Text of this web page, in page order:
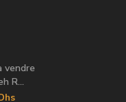
vendre
R...